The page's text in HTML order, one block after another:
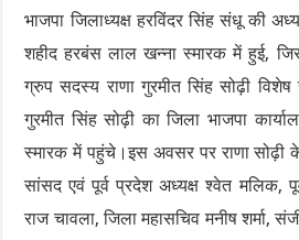
भाजपा जिलाध्यक्ष हरविंदर सिंह संधू की
शहीद हरबंस लाल खन्ना स्मारक में हुई,
ग्रुप सदस्य राणा गुरमीत सिंह सोढ़ी
गुरमीत सिंह सोढ़ी का जिला भाजपा
स्मारक में पहुंचे।इस अवसर पर राणा सोढ़ी
सांसद एवं पूर्व प्रदेश अध्यक्ष श्वेत मलिक,
राज चावला, जिला महासचिव मनीष शर्मा,